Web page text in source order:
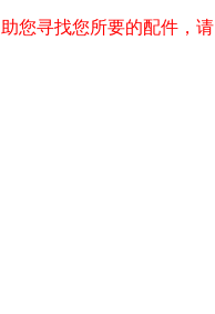
助您寻找您所要的配件，请